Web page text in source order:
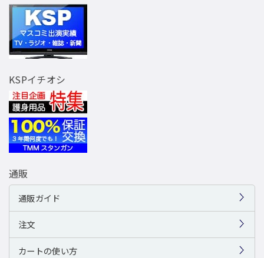
KSPイチオシ
通販
通販ガイド
注文
カートの使い方